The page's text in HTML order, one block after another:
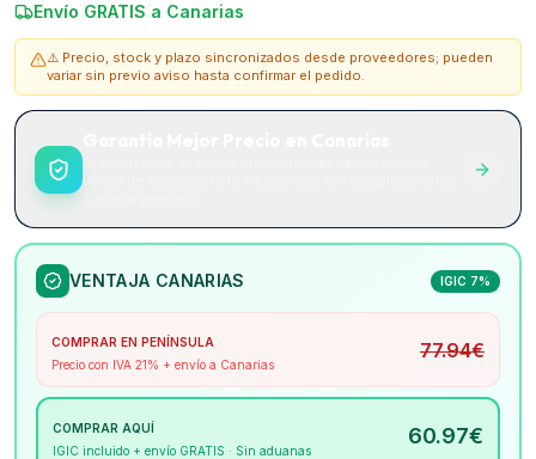
Envío GRATIS a Canarias
⚠️ Precio, stock y plazo sincronizados desde proveedores; pueden
variar sin previo aviso hasta confirmar el pedido.
VENTAJA CANARIAS IGIC 7%
COMPRAR EN PENÍNSULA
Precio con IVA 21% + envío a Canarias
77.94€
COMPRAR AQUÍ
IGIC incluido + envío GRATIS · Sin aduanas
60.97€